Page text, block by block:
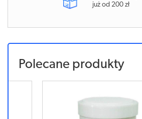
już od 200 zł
Polecane produkty